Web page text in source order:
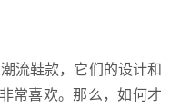
流鞋款，它们的设计和
常喜欢。那么，如何才